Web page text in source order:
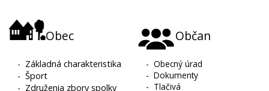
Obec
- Základná charakteristika
-Šport
- Združenia zbory spolky
Občan
-Obecný úrad
-Dokumenty
- Tlačivá